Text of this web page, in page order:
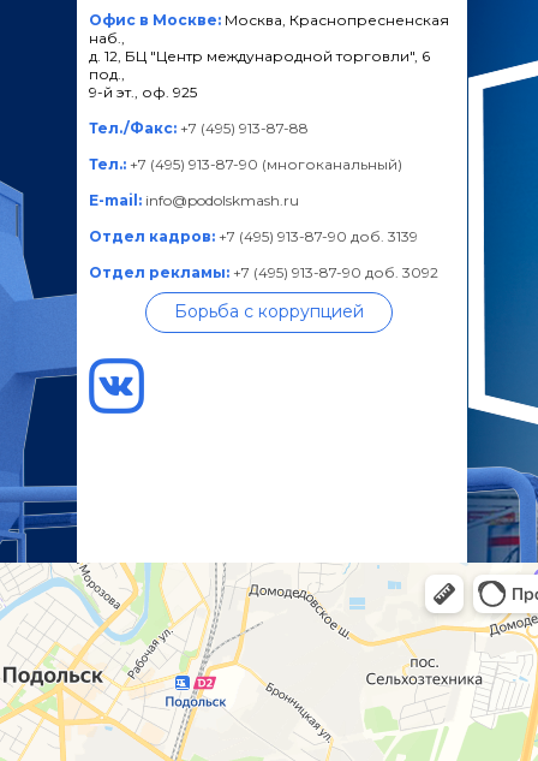
Офис в Москве: Москва, Краснопресненская
наб.,
д. 12, БЦ "Центр международной торговли", 6
под.,
9-й эт., оф. 925
Тел./Факс: +7 (495) 913-87-88
Тел.: +7 (495) 913-87-90 (многоканальный)
E-mail: info@podolskmash.ru
Отдел кадров: +7 (495) 913-87-90 доб. 3139
Отдел рекламы: +7 (495) 913-87-90 доб. 3092
Борьба с коррупцией